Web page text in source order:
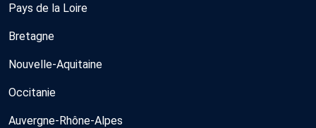
Pays de la Loire
Bretagne
Nouvelle-Aquitaine
Occitanie
Auvergne-Rhône-Alpes